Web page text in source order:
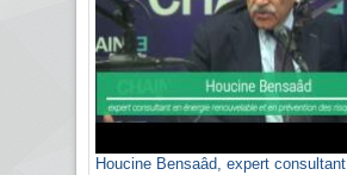
Houcine Bensaâd, expert